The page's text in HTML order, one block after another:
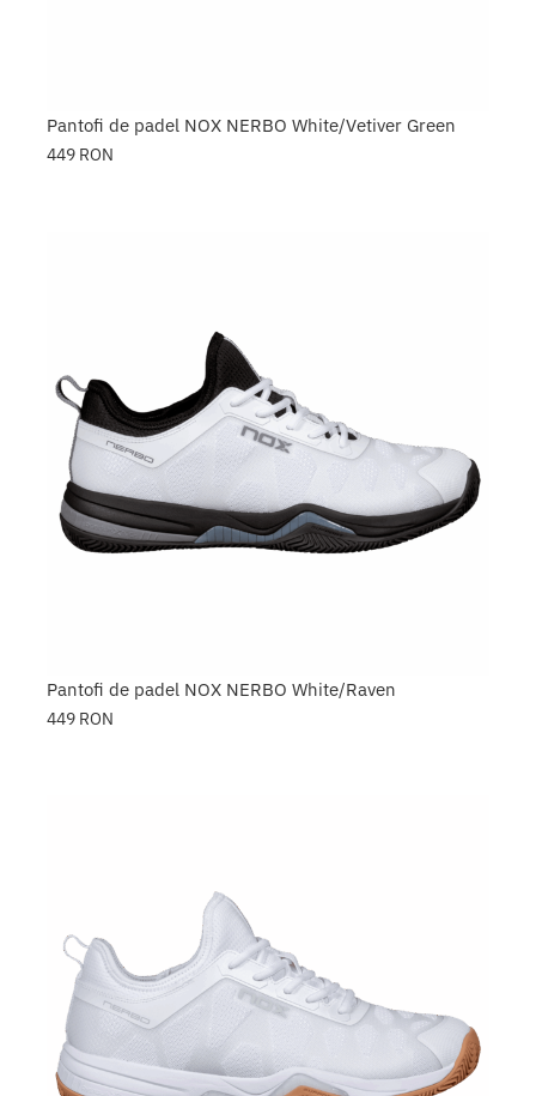
Pantofi de padel NOX NERBO White/Vetiver Green
449 RON
Pantofi de padel NOX NERBO White/Raven
449 RON